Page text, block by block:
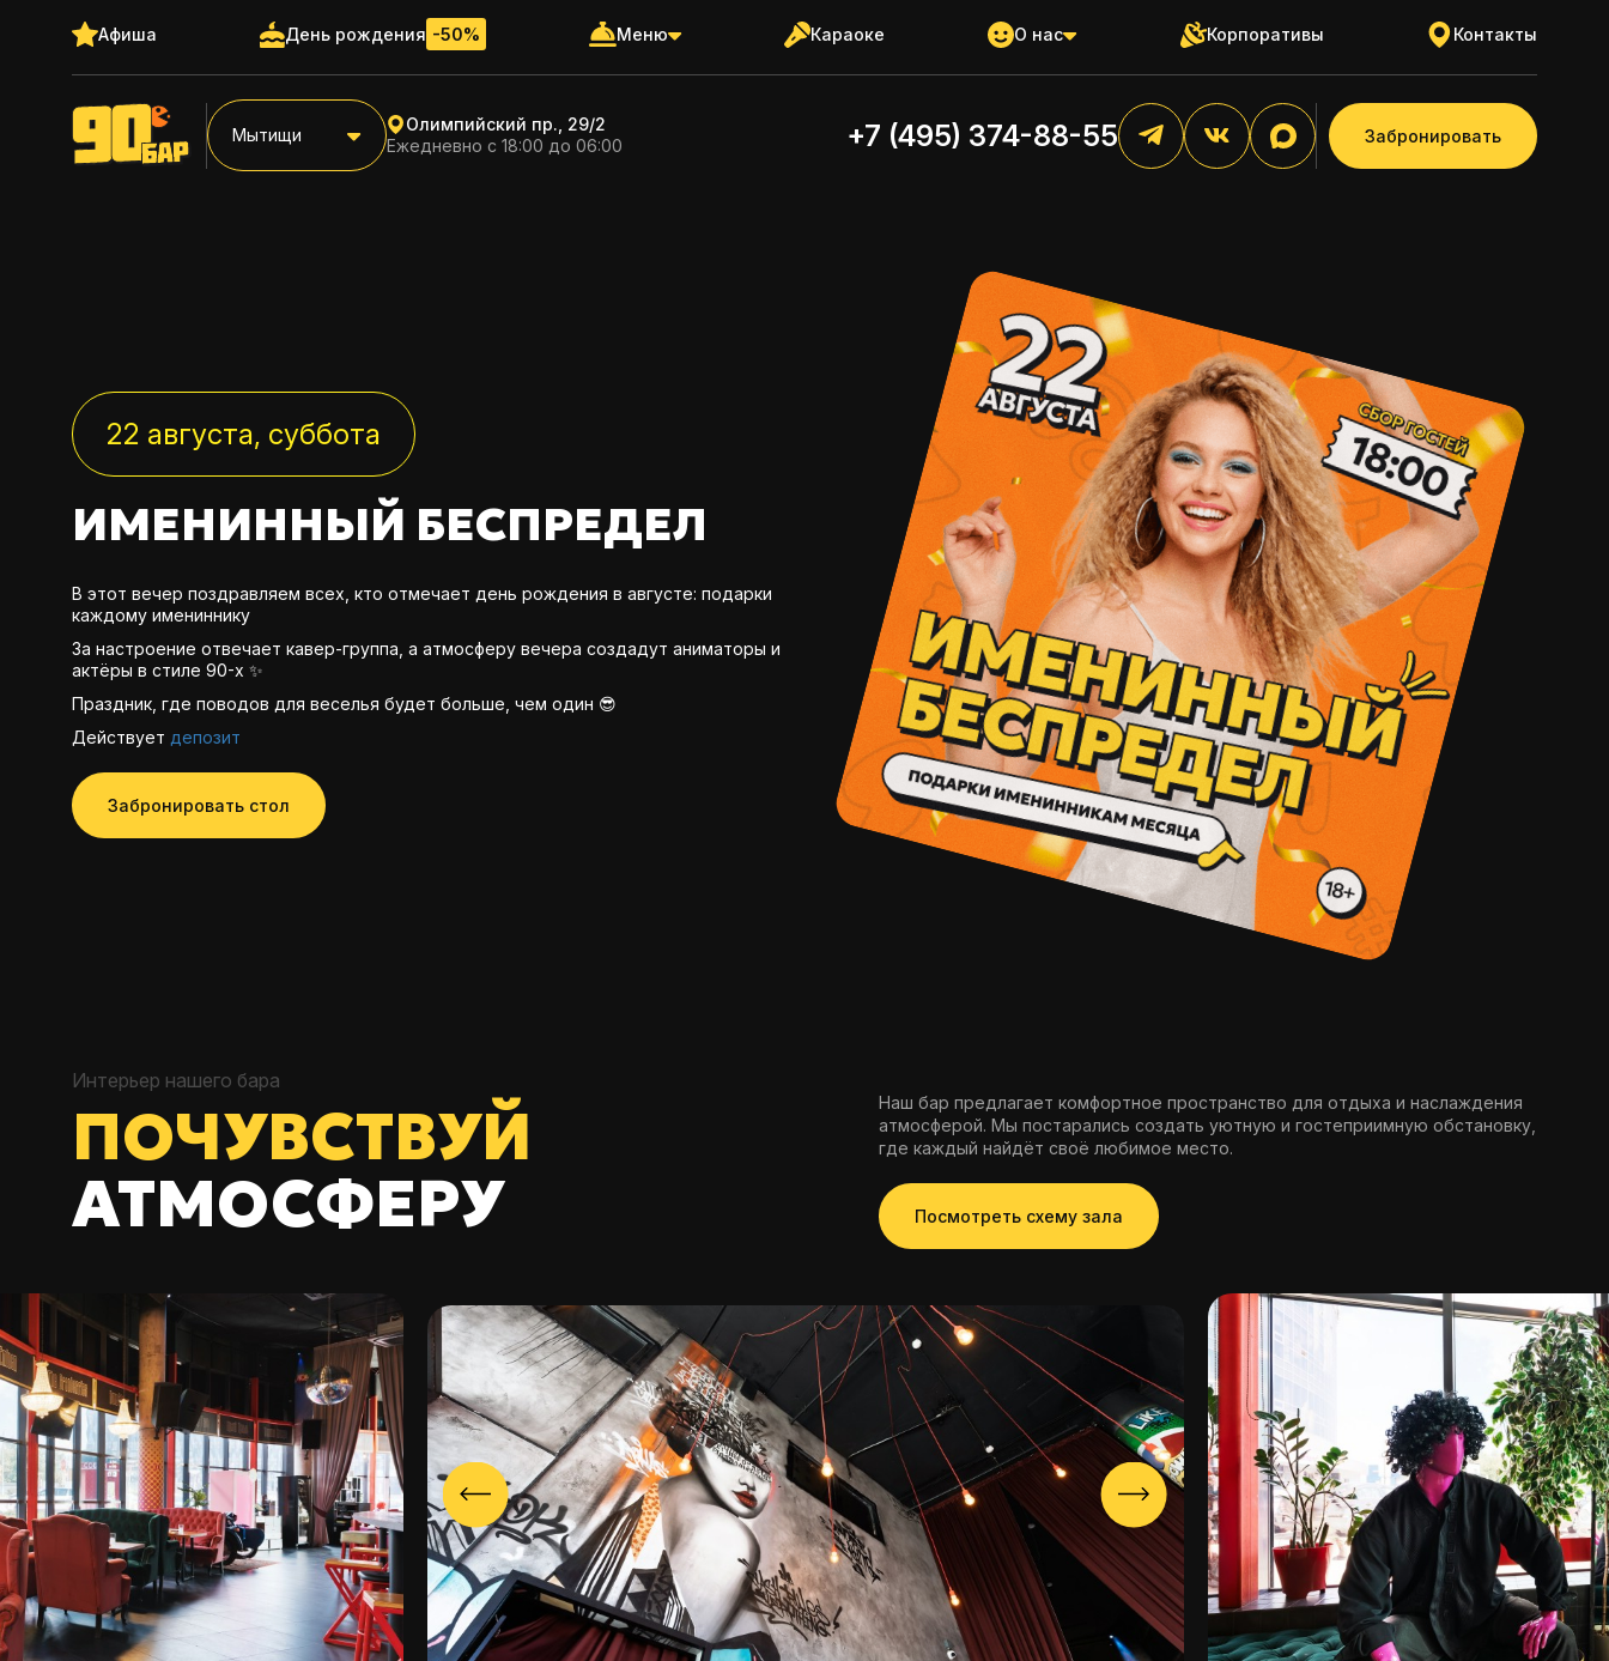
Афиша День рождения -50% Меню Караоке О нас Корпоративы Контакты
Мытищи
Олимпийский пр., 29/2
Ежедневно с 18:00 до 06:00
+7 (495) 374-88-55 Забронировать
22 августа, суббота
ИМЕНИННЫЙ БЕСПРЕДЕЛ
В этот вечер поздравляем всех, кто отмечает день рождения в августе: подарки
каждому имениннику
За настроение отвечает кавер-группа, а атмосферу вечера создадут аниматоры и
актёры в стиле 90-х ✨
Праздник, где поводов для веселья будет больше, чем один 😎
Действует депозит
Забронировать стол
Интерьер нашего бара
ПОЧУВСТВУЙ
АТМОСФЕРУ
Наш бар предлагает комфортное пространство для отдыха и наслаждения
атмосферой. Мы постарались создать уютную и гостеприимную обстановку,
где каждый найдёт своё любимое место.
Посмотреть схему зала